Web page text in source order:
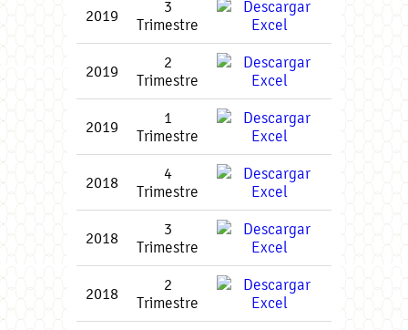
2019
3
Trimestre
2019
2
Trimestre
2019
1
Trimestre
2018
4
Trimestre
2018
3
Trimestre
2018
2
Trimestre